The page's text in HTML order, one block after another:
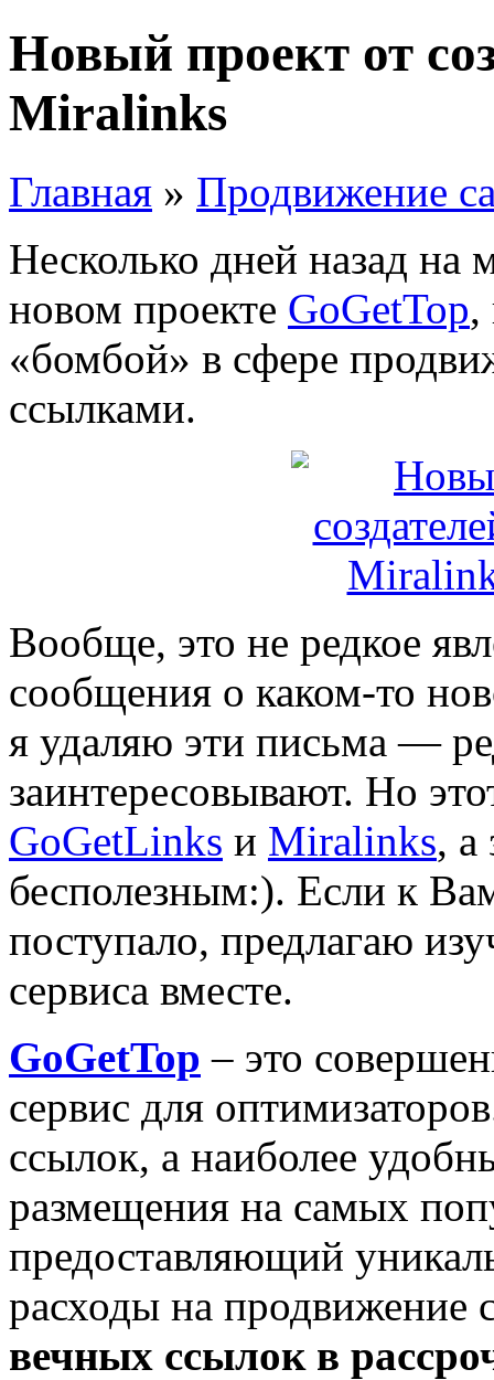
Новый проект от
Miralinks
Главная » Продвижение
Несколько дней назад
новом проекте GoGetTop,
«бомбой» в сфере
ссылками.
Вообще, это не редкое
сообщения о каком-то
я удаляю эти письма —
заинтересовывают. Но
GoGetLinks и Miralinks, а
бесполезным:). Если к
поступало, предлагаю
сервиса вместе.
GoGetTop – это
сервис для
ссылок, а наиболее
размещения на самых
предоставляющий
расходы на продвижение
вечных ссылок в